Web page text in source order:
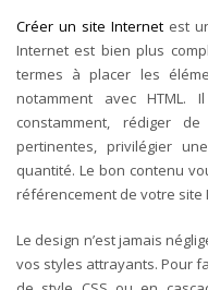
Créer un site Internetest
Internet est bien plus
termes à placer les
notamment avec HTML.
constamment, rédiger de
pertinentes, privilégier
quantité. Le bon contenu
référencement de votre site
Le design n’est jamais
vos styles attrayants. Pour